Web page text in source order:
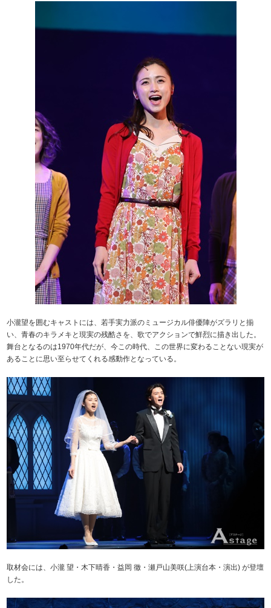
小瀧望を囲むキャストには、若手実力派のミュージカル俳優陣がズラリと揃
い、青春のキラメキと現実の残酷さを、歌でアクションで鮮烈に描き出した。
舞台となるのは1970年代だが、今この時代、この世界に変わることない現実が
あることに思い至らせてくれる感動作となっている。
取材会には、小瀧 望・木下晴香・益岡 徹・瀬戸山美咲(上演台本・演出) が登壇
した。